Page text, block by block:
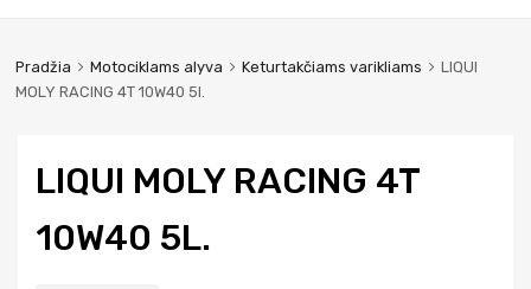
Pradžia Motociklams alyva Keturtakčiams varikliams
LIQUI
MOLY RACING 4T 10W40 5l.
LIQUI MOLY RACING 4T
10W40 5L.